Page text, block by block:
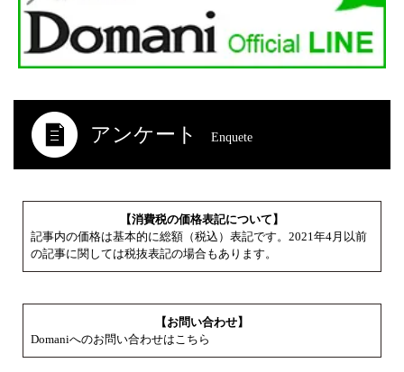
アンケート Enquete
【消費税の価格表記について】
記事内の価格は基本的に総額（税込）表記です。2021年4月以前
の記事に関しては税抜表記の場合もあります。
【お問い合わせ】
Domaniへのお問い合わせはこちら